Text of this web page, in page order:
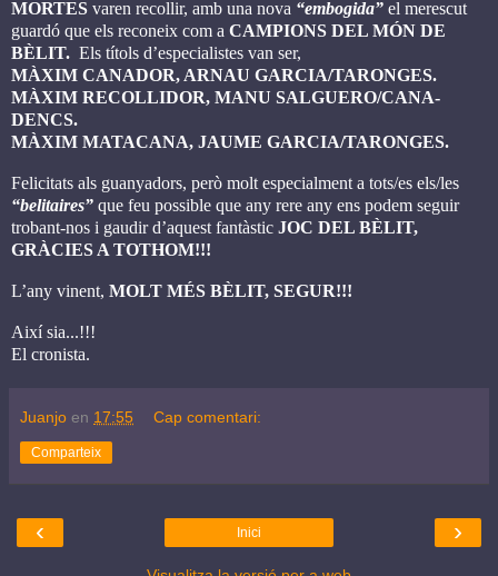
MORTES varen recollir, amb una nova “embogida” el merescut
guardó que els reconeix com a CAMPIONS DEL MÓN DE
BÈLIT. Els títols d’especialistes van ser,
MÀXIM CANADOR, ARNAU GARCIA/TARONGES.
MÀXIM RECOLLIDOR, MANU SALGUERO/CANA-
DENCS.
MÀXIM MATACANA, JAUME GARCIA/TARONGES.
Felicitats als guanyadors, però molt especialment a tots/es els/les
“belitaires” que feu possible que any rere any ens podem seguir
trobant-nos i gaudir d’aquest fantàstic JOC DEL BÈLIT,
GRÀCIES A TOTHOM!!!
L’any vinent, MOLT MÉS BÈLIT, SEGUR!!!
Així sia...!!!
El cronista.
Juanjo en 17:55 Cap comentari:
Comparteix
‹ ›
Inici